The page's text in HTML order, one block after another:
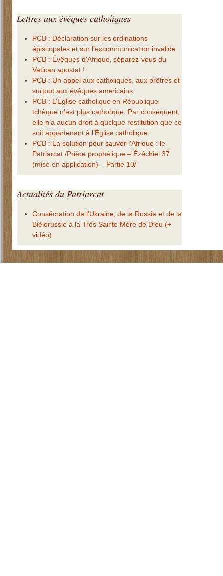
Lettresaux évêques catholiques
PCB : Déclaration sur les ordinations
épiscopales et sur l’excommunication invalide
PCB : Évêques d’Afrique, séparez-vous du
Vatican apostat !
PCB : Un appel aux catholiques, aux prêtres et
surtout aux évêques américains
PCB : L’Église catholique en République
tchèque n’est plus catholique. Par conséquent,
elle n’a aucun droit à quelque restitution que ce
soit appartenant à l’Église catholique.
PCB : La solution pour sauver l’Afrique : le
Patriarcat /Prière prophétique – Ézéchiel 37
(mise en application) – Partie 10/
Actualitésdu Patriarcat
Consécration de l’Ukraine, de la Russie et de la
Biélorussie à la Très Sainte Mère de Dieu (+
vidéo)